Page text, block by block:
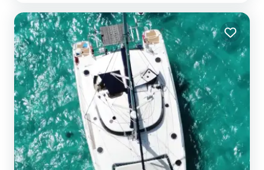
familie, om te genieten van een gezellige boottocht op zee.